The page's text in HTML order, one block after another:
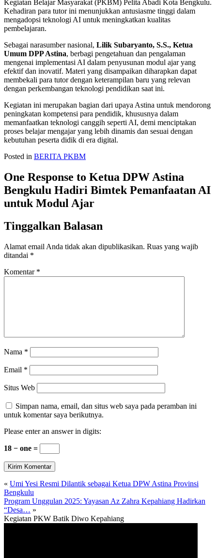
Kegiatan Belajar Masyarakat (PKBM) Pelita Abadi Kota Bengkulu.
Kehadiran para tutor ini menunjukkan antusiasme tinggi dalam
mengadopsi teknologi AI untuk meningkatkan kualitas
pembelajaran.
Sebagai narasumber nasional, Lilik Subaryanto, S.S., Ketua
Umum DPP Astina, berbagi pengetahuan dan pengalaman
mengenai implementasi AI dalam penyusunan modul ajar yang
efektif dan inovatif. Materi yang disampaikan diharapkan dapat
membekali para tutor dengan keterampilan baru yang relevan
dengan perkembangan teknologi pendidikan saat ini.
Kegiatan ini merupakan bagian dari upaya Astina untuk mendorong
peningkatan kompetensi para pendidik, khususnya dalam
memanfaatkan teknologi canggih seperti AI, demi menciptakan
proses belajar mengajar yang lebih dinamis dan sesuai dengan
kebutuhan peserta didik di era digital.
Posted in BERITA PKBM
One Response to Ketua DPW Astina
Bengkulu Hadiri Bimtek Pemanfaatan AI
untuk Modul Ajar
Tinggalkan Balasan
Alamat email Anda tidak akan dipublikasikan. Ruas yang wajib
ditandai *
Komentar *
Nama *
Email *
Situs Web
Simpan nama, email, dan situs web saya pada peramban ini
untuk komentar saya berikutnya.
Please enter an answer in digits:
18 − one =
« Umi Yesi Resmi Dilantik sebagai Ketua DPW Astina Provinsi
Bengkulu
Program Unggulan 2025: Yayasan Az Zahra Kepahiang Hadirkan
“Desa… »
Kegiatan PKW Batik Diwo Kepahiang